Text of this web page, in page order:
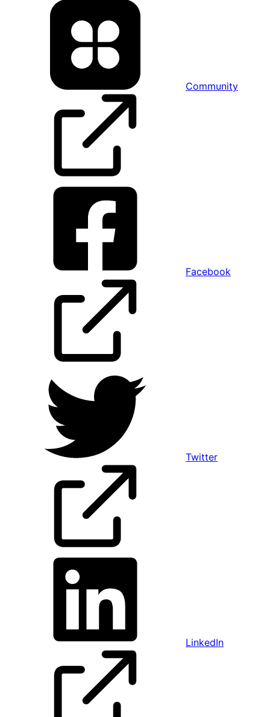
Community
Facebook
Twitter
LinkedIn